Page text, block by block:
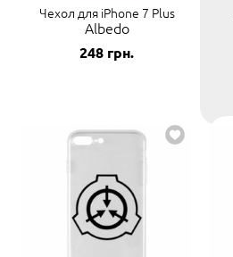
Чехол для iPhone 7 Plus
Albedo
248 грн.